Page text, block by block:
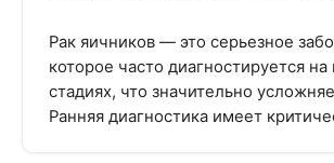
Рак яичников — это серьезное
которое часто диагностируется на
стадиях, что значительно
Ранняя диагностика имеет